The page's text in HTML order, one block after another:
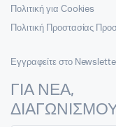
Πολιτική για Cookies
Πολιτική Προστασίας
Εγγραφείτε στο
ΓΙΑ ΝΕΑ,